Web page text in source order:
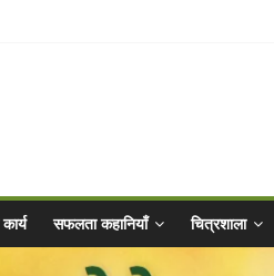
सफलता कहानियाँ चित्रशाला